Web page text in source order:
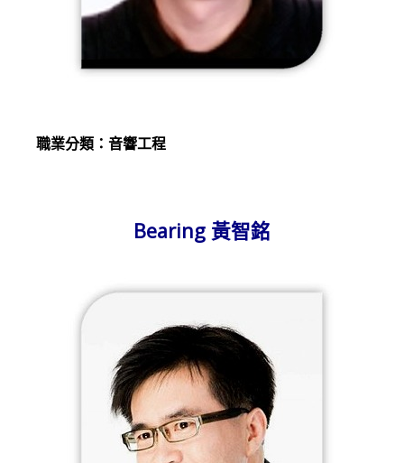
職業分類：音響工程
Bearing 黃智銘